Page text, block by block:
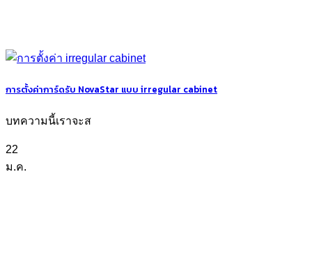
การตั้งค่าการ์ดรับ NovaStar แบบ irregular cabinet
บทความนี้เราจะส
22
ม.ค.